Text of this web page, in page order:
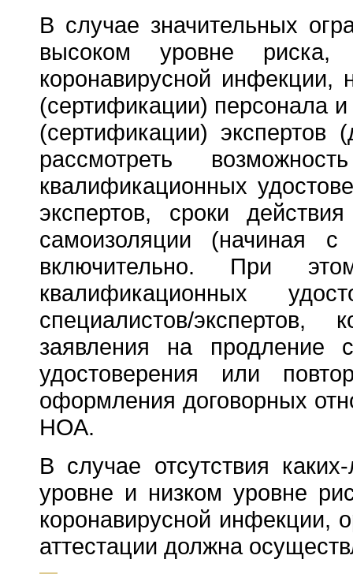
В случае значительных
высоком уровне риска,
коронавирусной инфекции,
(сертификации) персонала
(сертификации)
рассмотреть
квалификационных
экспертов, сроки
самоизоляции (начиная
включительно. При
квалификационных
специалистов/
заявления на продление
удостоверения или
оформления договорных
НОА.
В случае отсутствия
уровне и низком уровне
коронавирусной инфекции,
аттестации должна